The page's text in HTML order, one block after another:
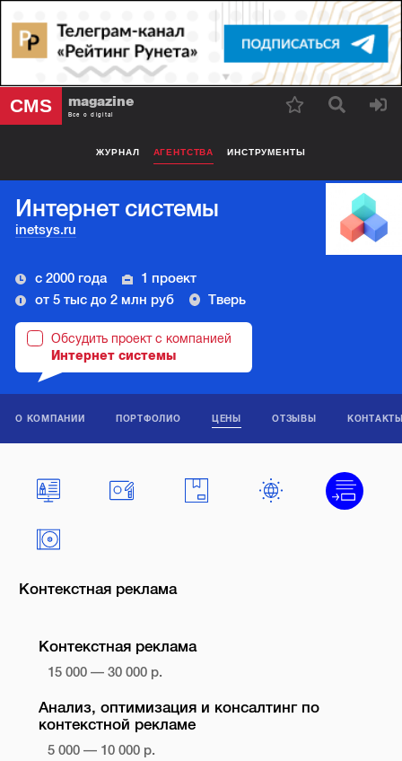
CMS magazine
Все о digital
ЖУРНАЛ АГЕНТСТВА ИНСТРУМЕНТЫ
Интернет системы
inetsys.ru
с 2000 года
1 проект
от 5 тыс до 2 млн руб
Тверь
Обсудить проект с компанией
Интернет системы
О КОМПАНИИ ПОРТФОЛИО ЦЕНЫ ОТЗЫВЫ
Контекстная реклама
Контекстная реклама
15 000 — 30 000 р.
Анализ, оптимизация и консалтинг по
контекстной рекламе
5 000 — 10 000 р.